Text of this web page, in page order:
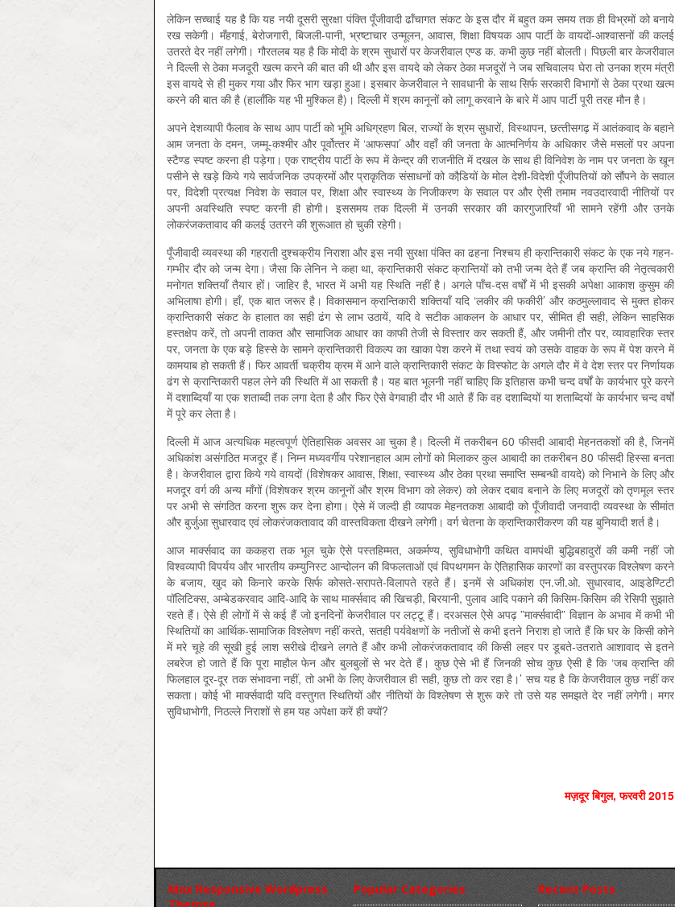
लेकिन सच्‍चाई यह है कि यह नयी दूसरी सुरक्षा पंक्ति पूँजीवादी ढॉंचागत संकट के इस दौर में बहुत कम समय तक ही विभ्रमों को बनाये
रख सकेगी। मँहगाई, बेरोजगारी, बिजली-पानी, भ्रष्‍टाचार उन्‍मूलन, आवास, शिक्षा विषयक आप पार्टी के वायदों-आश्‍वासनों की कलई
उतरते देर नहीं लगेगी। गौरतलब यह है कि मोदी के श्रम सुधारों पर केजरीवाल एण्‍ड क. कभी कुछ नहीं बोलती।‍ पिछली बार केजरीवाल
ने दिल्‍ली से ठेका मजदूरी खत्‍म करने की बात की थी और इस वायदे को लेकर ठेका मजदूरों ने जब सचिवालय घेरा तो उनका श्रम मंत्री
इस वायदे से ही मुकर गया और फिर भाग खड़ा हुआ। इसबार केजरीवाल ने सावधानी के साथ सिर्फ सरकारी विभागों से ठेका प्रथा खत्‍म
करने की बात की है (हालॉंकि यह भी मुश्किल है)। दिल्‍ली में श्रम कानूनों को लागू करवाने के बारे में आप पार्टी पूरी तरह मौन है।
अपने देशव्‍यापी फैलाव के साथ आप पार्टी को भूमि अधिग्रहण बिल, राज्‍यों के श्रम सुधारों, विस्‍थापन, छत्‍तीसगढ़ में आतंकवाद के बहाने
आम जनता के दमन, जम्‍मू-कश्‍मीर और पूर्वोत्‍तर में ‘आफसपा’ और वहॉं की जनता के आत्‍मनिर्णय के अधिकार जैसे मसलों पर अपना
स्‍टैण्‍ड स्‍पष्‍ट करना ही पड़ेगा। एक राष्‍ट्रीय पार्टी के रूप में केन्‍द्र की राजनीति में दखल के साथ ही विनिवेश के नाम पर जनता के खून
पसीने से खड़े किये गये सार्वजनिक उपक्रमों और प्राकृतिक संसाधनों को कौडि़यों के मोल देशी-विदेशी पूँजीपतियों को सौंपने के सवाल
पर, विदेशी प्रत्‍यक्ष निवेश के सवाल पर, शिक्षा और स्‍वास्‍थ्‍य के निजीकरण के सवाल पर और ऐसी तमाम नवउदारवादी नीतियों पर
अपनी अवस्थिति स्‍पष्‍ट करनी ही होगी। इससमय तक दिल्‍ली में उनकी सरकार की कारगुजारियॉं भी सामने रहेंगी और उनके
लोकरंजकतावाद की कलई उतरने की शुरूआत हो चुकी रहेगी।
पूँजीवादी व्‍यवस्‍था की गहराती दुश्‍चक्रीय निराशा और इस नयी सुरक्षा पंक्ति का ढहना निश्‍चय ही क्रान्तिकारी संकट के एक नये गहन-
गम्‍भीर दौर को जन्‍म देगा। जैसा कि लेनिन ने कहा था, क्रान्तिकारी संकट क्रान्तियों को तभी जन्‍म देते हैं जब क्रान्ति की नेतृत्‍वकारी
मनोगत शक्तियॉं तैयार हों। जाहिर है, भारत में अभी यह स्थिति नहीं है। अगले पॉंच-दस वर्षों में भी इसकी अपेक्षा आकाश कुसुम की
अभिलाषा होगी। हॉं, एक बात जरूर है। विकासमान क्रान्तिकारी शक्तियॉं यदि ‘लकीर की फकीरी’ और कठमुल्‍लावाद से मुक्‍त होकर
क्रान्तिकारी संकट के हालात का सही ढंग से लाभ उठायें, यदि वे सटीक आकलन के आधार पर, सीमित ही सही, लेकिन साहसिक
हस्‍तक्षेप करें, तो अपनी ताकत और सामाजिक आधार का काफी तेजी से विस्‍तार कर सकती हैं, और जमीनी तौर पर, व्‍यावहारिक स्‍तर
पर, जनता के एक बड़े हिस्‍से के सामने क्रान्तिकारी विकल्‍प का खाका पेश करने में तथा स्‍वयं को उसके वाहक के रूप में पेश करने में
कामयाब हो सकती हैं। फिर आवर्ती चक्रीय क्रम में आने वाले क्रान्तिकारी संकट के विस्‍फोट के अगले दौर में वे देश स्‍तर पर निर्णायक
ढंग से क्रान्तिकारी पहल लेने की स्थिति में आ सकती है। यह बात भूलनी नहीं चाहिए कि इतिहास कभी चन्‍द वर्षों के कार्यभार पूरे करने
में दशाब्दियॉं या एक शताब्‍दी तक लगा देता है और फिर ऐसे वेगवाही दौर भी आते हैं कि वह दशाब्दियों या शताब्दियों के कार्यभार चन्‍द वर्षों
में पूरे कर लेता है।
दिल्‍ली में आज अत्‍यधिक महत्‍वपूर्ण ऐतिहासिक अवसर आ चुका है। दिल्‍ली में तकरीबन 60 फीसदी आबादी मेहनतकशों की है,‍ जिनमें
अधिकांश असंगठित मजदूर हैं। निम्‍न मध्‍यवर्गीय परेशानहाल आम लोगों को मिलाकर कुल आबादी का तकरीबन 80 फीसदी हिस्‍सा बनता
है। केजरीवाल द्वारा किये गये वायदों (विशेषकर आवास, शिक्षा, स्‍वास्‍थ्‍य और ठेका प्रथा समाप्ति सम्‍बन्‍धी वायदे) को निभाने के लिए और
मजदूर वर्ग की अन्‍य मॉंगों (विशेषकर श्रम कानूनों और श्रम विभाग को लेकर) को लेकर दबाव बनाने के लिए मजदूरों को तृणमूल स्‍तर
पर अभी से संगठित करना शुरू कर देना होगा। ऐसे में जल्‍दी ही व्‍यापक मेहनतकश आबादी को पूँजीवादी जनवादी व्‍यवस्‍था के सीमांत
और बुर्जुआ सुधारवाद एवं लोकरंजकतावाद की वास्‍तविकता दीखने लगेगी। वर्ग चेतना के क्रान्तिकारीकरण की यह बुनियादी शर्त है।
आज मार्क्‍सवाद का ककहरा तक भूल चुके ऐसे पस्‍तहिम्‍मत, अकर्मण्‍य, सुविधाभोगी कथित वामपंथी बुद्धिबहादुरों की कमी नहीं जो
विश्‍वव्‍यापी विपर्यय और भारतीय कम्‍युनिस्‍ट आन्‍दोलन की विफलताओं एवं विपथगमन के ऐतिहासिक कारणों का वस्‍तुपरक विश्‍लेषण करने
के बजाय, खुद को किनारे करके सिर्फ कोसते-सरापते-विलापते रहते हैं। इनमें से अधिकांश एन.जी.ओ. सुधारवाद, आइडेण्टिटी
पॉलिटिक्‍स, अम्‍बेडकरवाद आदि-आदि के साथ मार्क्‍सवाद की खिचड़ी, बिरयानी, पुलाव आदि पकाने की किसिम-किसिम की रेसिपी सुझाते
रहते हैं। ऐसे ही लोगों में से कई हैं जो इनदिनों केजरीवाल पर लट्टू हैं। दरअसल ऐसे अपढ़ ”मार्क्‍सवादी” विज्ञान के अभाव में कभी भी
स्थितियों का आर्थिक-सामाजिक विश्‍लेषण नहीं करते, सतही पर्यवेक्षणों के नतीजों से कभी इतने निराश हो जाते हैं कि घर के किसी कोने
में मरे चूहे की सूखी हुई लाश सरीखे दीखने लगते हैं और कभी लोकरंजकतावाद की किसी लहर पर डूबते-उतराते आशावाद से इतने
लबरेज हो जाते हैं कि पूरा माहौल फेन और बुल‍बुलों से भर देते हैं। कुछ ऐसे भी हैं जिनकी सोच कुछ ऐसी है कि ‘जब क्रान्ति की
फिलहाल दूर-दूर तक संभावना नहीं, तो अभी के लिए केजरीवाल ही सही, कुछ तो कर रहा है।’ सच यह है कि केजरीवाल कुछ नहीं कर
सकता। कोई भी मार्क्‍सवादी यदि वस्‍तुगत स्थितियों और नीतियों के विश्‍लेषण से शुरू करे तो उसे यह समझते देर नहीं लगेगी। मगर
सुविधाभोगी, निठल्‍ले निराशों से हम यह अपेक्षा करें ही क्‍यों?
मज़दूर बिगुल,फरवरी2015
Max Responsive Wordpress
Popular Categories Recent Posts